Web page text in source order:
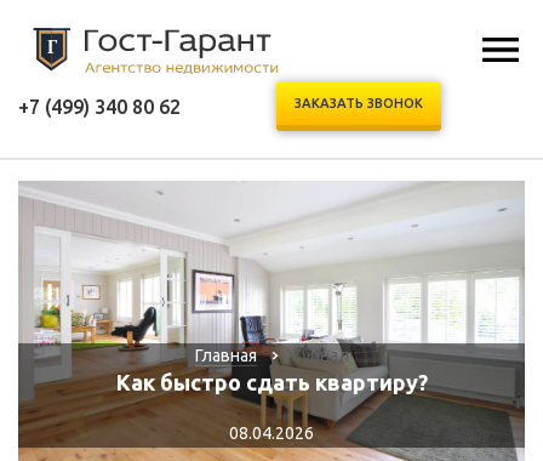
+7 (499) 340 80 62 ЗАКАЗАТЬ ЗВОНОК
Главная Журнал
Как быстро сдать квартиру?
08.04.2026